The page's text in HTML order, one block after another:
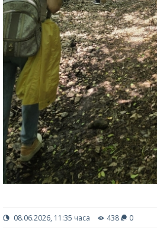
08.06.2026, 11:35 часа 438 0